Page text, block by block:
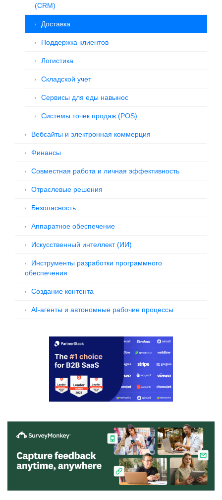
(CRM)
Доставка
Поддержка клиентов
Логистика
Складской учет
Сервисы для еды навынос
Системы точек продаж (POS)
Вебсайты и электронная коммерция
Финансы
Совместная работа и личная эффективность
Отраслевые решения
Безопасность
Аппаратное обеспечение
Искусственный интеллект (ИИ)
Инструменты разработки программного
обеспечения
Создание контента
AI-агенты и автономные рабочие процессы